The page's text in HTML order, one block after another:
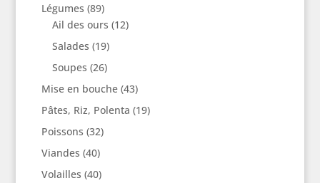
Légumes (89)
Ail des ours (12)
Salades (19)
Soupes (26)
Mise en bouche(43)
Pâtes, Riz, Polenta (19)
Poissons (32)
Viandes (40)
Volailles (40)